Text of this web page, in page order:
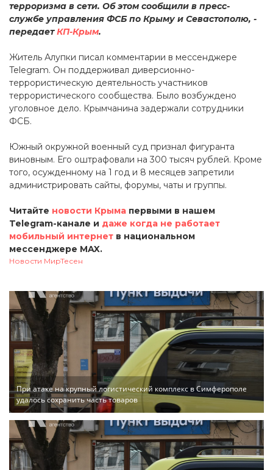
терроризма в сети. Об этом сообщили в пресс-
службе управления ФСБ по Крыму и Севастополю, -
передаетКП-Крым.
Житель Алупки писал комментарии в мессенджере
Telegram. Он поддерживал диверсионно-
террористическую деятельность участников
террористического сообщества. Было возбуждено
уголовное дело. Крымчанина задержали сотрудники
ФСБ.
Южный окружной военный суд признал фигуранта
виновным. Его оштрафовали на 300 тысяч рублей. Кроме
того, осужденному на 1 год и 8 месяцев запретили
администрировать сайты, форумы, чаты и группы.
Читайте новости Крыма первыми в нашем
Telegram-канале и даже когда не работает
мобильный интернет в национальном
мессенджере MAX.
Новости МирТесен
При атаке на крупный логистический комплекс в Симферополе
удалось сохранить часть товаров